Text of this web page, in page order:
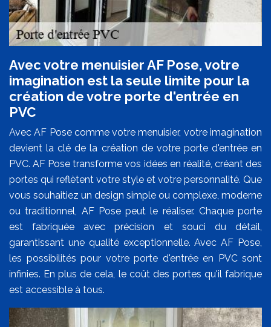
Avec votre menuisier AF Pose, votre
imagination est la seule limite pour la
création de votre porte d'entrée en
PVC
Avec AF Pose comme votre menuisier, votre imagination
devient la clé de la création de votre porte d'entrée en
PVC. AF Pose transforme vos idées en réalité, créant des
portes qui reflètent votre style et votre personnalité. Que
vous souhaitiez un design simple ou complexe, moderne
ou traditionnel, AF Pose peut le réaliser. Chaque porte
est fabriquée avec précision et souci du détail,
garantissant une qualité exceptionnelle. Avec AF Pose,
les possibilités pour votre porte d'entrée en PVC sont
infinies. En plus de cela, le coût des portes qu'il fabrique
est accessible à tous.